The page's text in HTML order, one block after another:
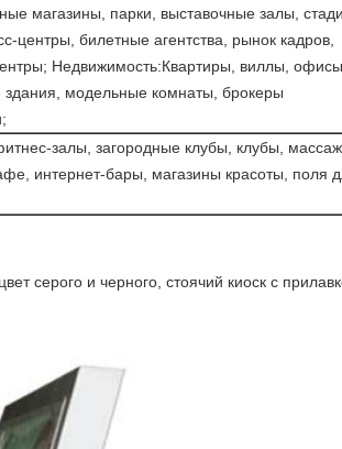
магазины, парки, выставочные залы,
центры, билетные агентства, рынок кадров,
Недвижимость:Квартиры, виллы, офисы,
здания, модельные комнаты, брокеры
залы, загородные клубы, клубы,
интернет-бары, магазины красоты, поля
серого и черного, стоячий киоск с